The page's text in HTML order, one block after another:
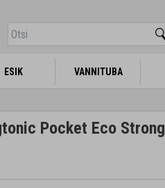
ESIK VANNITUBA
ESIK VANNITUBA
Pocket Eco Strong